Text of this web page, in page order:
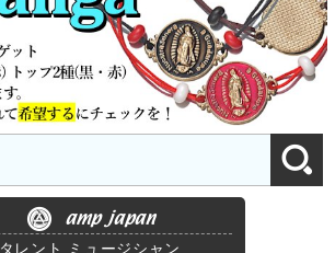
amp japan
タレント ミュージシャン